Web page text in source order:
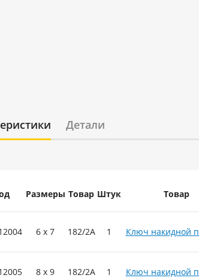
Детали
Размеры Товар Штук Товар
6 x 7 182/2A 1 Ключ накидной
8 x 9 182/2A 1 Ключ накидной